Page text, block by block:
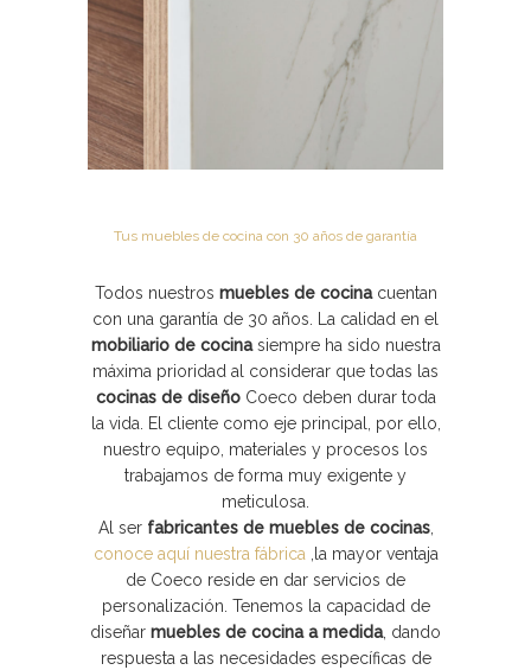
Tus muebles de cocina con 30 años de garantía
Todos nuestros muebles de cocinacuentan
con una garantía de 30 años. La calidad en el
mobiliario de cocinasiempre ha sido nuestra
máxima prioridad al considerar que todas las
cocinas de diseñoCoeco deben durar toda
la vida. El cliente como eje principal, por ello,
nuestro equipo, materiales y procesos los
trabajamos de forma muy exigente y
meticulosa.
Al ser fabricantes de muebles de cocinas,
conoce aquí nuestra fábrica,la mayor ventaja
de Coeco reside en dar servicios de
personalización. Tenemos la capacidad de
diseñar muebles de cocina a medida, dando
respuesta a las necesidades específicas de